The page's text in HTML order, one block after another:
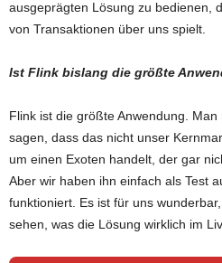
ausgeprägten Lösung zu bedienen,
von Transaktionen über uns spielt.
Ist Flink bislang die größte
Flink ist die größte Anwendung.
sagen, dass das nicht unser
um einen Exoten handelt, der gar
Aber wir haben ihn einfach als Test
funktioniert. Es ist für uns
sehen, was die Lösung wirklich im